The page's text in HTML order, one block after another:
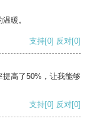
暖。
支持[0] 反对[0]
高了50%，让我能够
支持[0] 反对[0]